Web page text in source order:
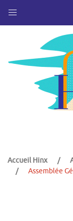
Accueil Hinx
Assemblée